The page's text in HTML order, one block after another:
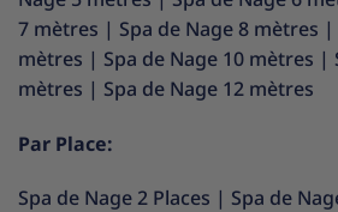
7 mètres | Spa de Nage 8 mètres |
mètres | Spa de Nage 10 mètres |
mètres | Spa de Nage 12 mètres
Par Place:
Spa de Nage 2 Places | Spa de